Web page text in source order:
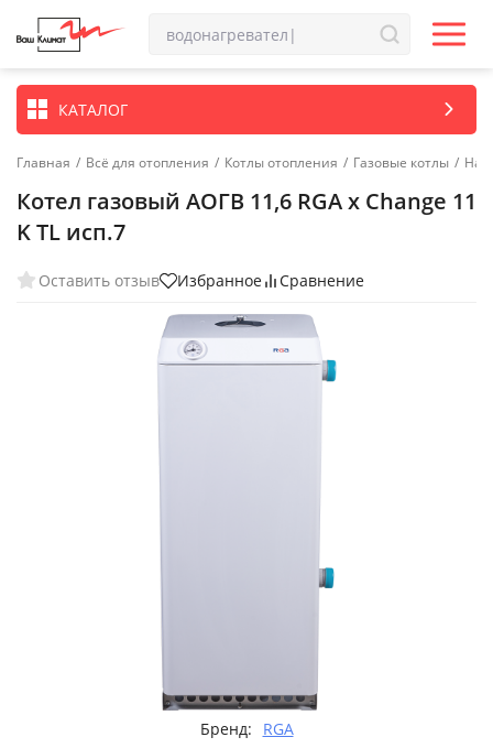
КАТАЛОГ
Главная / Всё для отопления / Котлы отопления / Газовые котлы /
Котел газовый АОГВ 11,6 RGA x Change 11
K TL исп.7
Оставить отзыв Избранное Сравнение
Бренд: RGA